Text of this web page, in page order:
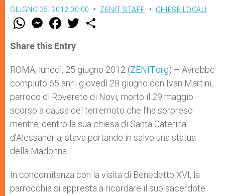
GIUGNO 25, 2012 00:00 ZENIT STAFF CHIESE LOCALI
W
t
s
p
p
M
e
s
e
g
e
r
F
a
e
b
o
k
w
r
Share this Entry
ROMA, lunedì, 25 giugno 2012 (ZENIT.org) – Avrebbe
compiuto 65 anni giovedì 28 giugno don Ivan Martini,
parroco di Rovereto di Novi, morto il 29 maggio
scorso a causa del terremoto che l’ha sorpreso
mentre, dentro la sua chiesa di Santa Caterina
d’Alessandria, stava portando in salvo una statua
della Madonna.
In concomitanza con la visita di Benedetto XVI, la
parrocchia si appresta a ricordare il suo sacerdote